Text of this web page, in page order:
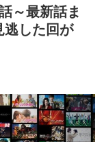
～最新話ま
逃した回が